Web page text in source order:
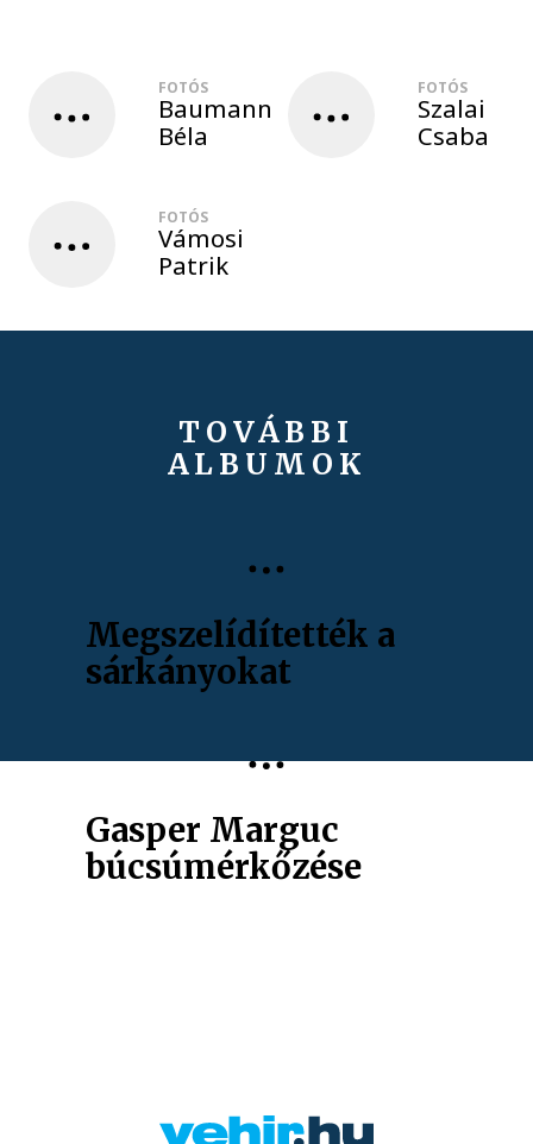
FOTÓS
Baumann
Béla
FOTÓS
Szalai
Csaba
FOTÓS
Vámosi
Patrik
TOVÁBBI
ALBUMOK
Megszelídítették a
sárkányokat
Gasper Marguc
búcsúmérkőzése